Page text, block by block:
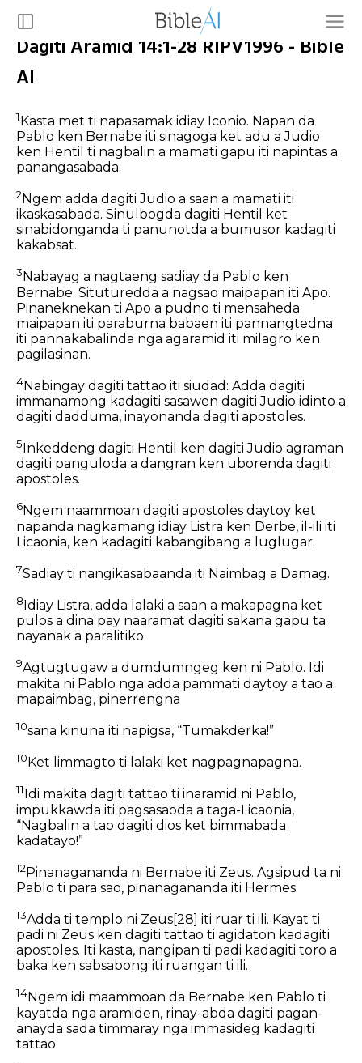
Dagiti Aramid 14:1-28 RIPV1996 - Bible
AI
1Kasta met ti napasamak idiay Iconio. Napan da
Pablo ken Bernabe iti sinagoga ket adu a Judio
ken Hentil ti nagbalin a mamati gapu iti napintas a
panangasabada.
2 Ngem adda dagiti Judio a saan a mamati iti
ikaskasabada. Sinulbogda dagiti Hentil ket
sinabidonganda ti panunotda a bumusor kadagiti
kakabsat.
3 Nabayag a nagtaeng sadiay da Pablo ken
Bernabe. Situturedda a nagsao maipapan iti Apo.
Pinaneknekan ti Apo a pudno ti mensaheda
maipapan iti paraburna babaen iti pannangtedna
iti pannakabalinda nga agaramid iti milagro ken
pagilasinan.
4Nabingay dagiti tattao iti siudad: Adda dagiti
immanamong kadagiti sasawen dagiti Judio idinto a
dagiti dadduma, inayonanda dagiti apostoles.
5 Inkeddeng dagiti Hentil ken dagiti Judio agraman
dagiti panguloda a dangran ken uborenda dagiti
apostoles.
6Ngem naammoan dagiti apostoles daytoy ket
napanda nagkamang idiay Listra ken Derbe, il-ili iti
Licaonia, ken kadagiti kabangibang a luglugar.
7Sadiay ti nangikasabaanda iti Naimbag a Damag.
8 Idiay Listra, adda lalaki a saan a makapagna ket
pulos a dina pay naaramat dagiti sakana gapu ta
nayanak a paralitiko.
9Agtugtugaw a dumdumngeg ken ni Pablo. Idi
makita ni Pablo nga adda pammati daytoy a tao a
mapaimbag, pinerrengna
10sana kinuna iti napigsa, “Tumakderka!”
10 Ket limmagto ti lalaki ket nagpagnapagna.
11 Idi makita dagiti tattao ti inaramid ni Pablo,
impukkawda iti pagsasaoda a taga-Licaonia,
“Nagbalin a tao dagiti dios ket bimmabada
kadatayo!”
12Pinanagananda ni Bernabe iti Zeus. Agsipud ta ni
Pablo ti para sao, pinanagananda iti Hermes.
13Adda ti templo ni Zeus [28] iti ruar ti ili. Kayat ti
padi ni Zeus ken dagiti tattao ti agidaton kadagiti
apostoles. Iti kasta, nangipan ti padi kadagiti toro a
baka ken sabsabong iti ruangan ti ili.
14Ngem idi maammoan da Bernabe ken Pablo ti
kayatda nga aramiden, rinay-abda dagiti pagan-
anayda sada timmaray nga immasideg kadagiti
tattao.